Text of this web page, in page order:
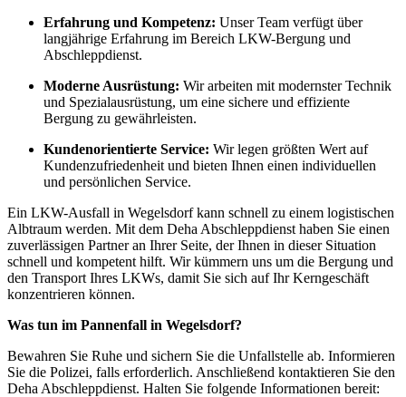
Erfahrung und Kompetenz: Unser Team verfügt über
langjährige Erfahrung im Bereich LKW-Bergung und
Abschleppdienst.
Moderne Ausrüstung: Wir arbeiten mit modernster Technik
und Spezialausrüstung, um eine sichere und effiziente
Bergung zu gewährleisten.
Kundenorientierte Service: Wir legen größten Wert auf
Kundenzufriedenheit und bieten Ihnen einen individuellen
und persönlichen Service.
Ein LKW-Ausfall in Wegelsdorf kann schnell zu einem logistischen
Albtraum werden. Mit dem Deha Abschleppdienst haben Sie einen
zuverlässigen Partner an Ihrer Seite, der Ihnen in dieser Situation
schnell und kompetent hilft. Wir kümmern uns um die Bergung und
den Transport Ihres LKWs, damit Sie sich auf Ihr Kerngeschäft
konzentrieren können.
Was tun im Pannenfall in Wegelsdorf?
Bewahren Sie Ruhe und sichern Sie die Unfallstelle ab. Informieren
Sie die Polizei, falls erforderlich. Anschließend kontaktieren Sie den
Deha Abschleppdienst. Halten Sie folgende Informationen bereit: